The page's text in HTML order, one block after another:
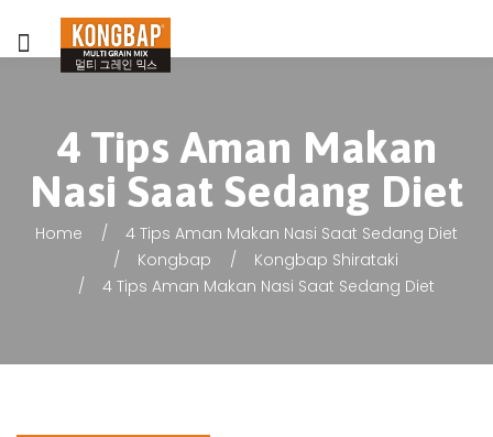
4 Tips Aman Makan
Nasi Saat Sedang Diet
Home
4 Tips Aman Makan Nasi Saat Sedang Diet
Kongbap
Kongbap Shirataki
4 Tips Aman Makan Nasi Saat Sedang Diet